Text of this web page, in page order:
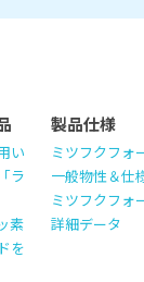
い
ラ
素
を
製品仕様
ミツフクフォ
一般物性＆仕
ミツフクフォ
詳細データ